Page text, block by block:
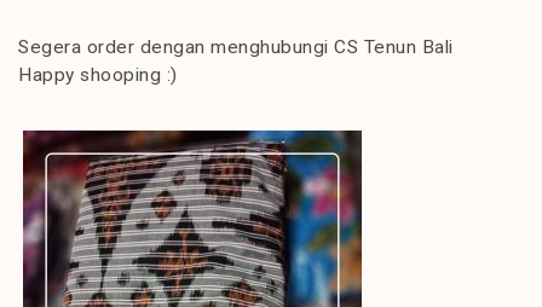
Segera order dengan menghubungi CS Tenun Bali
Happy shooping :)